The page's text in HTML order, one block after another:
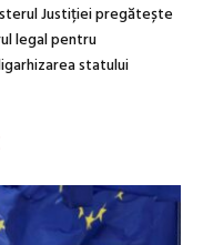
Justiției pregătește
legal pentru
statului